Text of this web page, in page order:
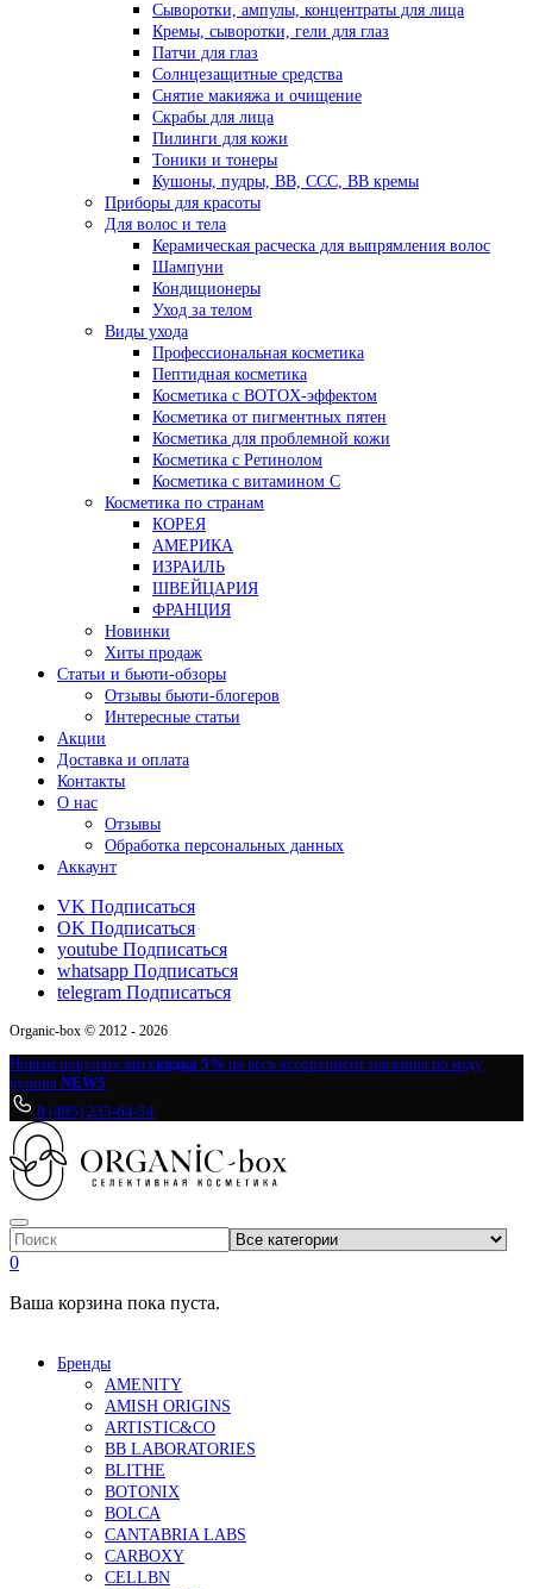
Сыворотки, ампулы, концентраты для лица
Кремы, сыворотки, гели для глаз
Патчи для глаз
Солнцезащитные средства
Снятие макияжа и очищение
Скрабы для лица
Пилинги для кожи
Тоники и тонеры
Кушоны, пудры, ВВ, ССС, ВВ кремы
Приборы для красоты
Для волос и тела
Керамическая расческа для выпрямления волос
Шампуни
Кондиционеры
Уход за телом
Виды ухода
Профессиональная косметика
Пептидная косметика
Косметика с BOTOX-эффектом
Косметика от пигментных пятен
Косметика для проблемной кожи
Косметика с Ретинолом
Косметика с витамином С
Косметика по странам
КОРЕЯ
АМЕРИКА
ИЗРАИЛЬ
ШВЕЙЦАРИЯ
ФРАНЦИЯ
Новинки
Хиты продаж
Статьи и бьюти-обзоры
Отзывы бьюти-блогеров
Интересные статьи
Акции
Доставка и оплата
Контакты
О нас
Отзывы
Обработка персональных данных
Аккаунт
VK Подписаться
OK Подписаться
youtube Подписаться
whatsapp Подписаться
telegram Подписаться
Organic-box © 2012 - 2026
Новым покупателям скидка 5% на весь ассортимент магазина по коду
купона NEW5
8 (495) 233-64-54
0
Ваша корзина пока пуста.
Бренды
AMENITY
AMISH ORIGINS
ARTISTIC&CO
BB LABORATORIES
BLITHE
BOTONIX
BOLCA
CANTABRIA LABS
CARBOXY
CELLBN